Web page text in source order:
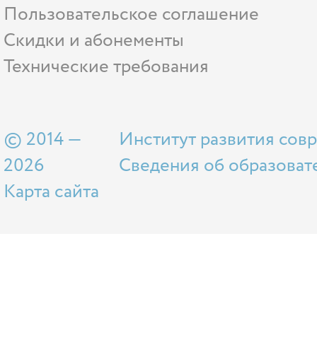
Пользовательское соглашение
Скидки и абонементы
Технические требования
© 2014 —
2026
Карта сайта
Институт развития
Сведения об